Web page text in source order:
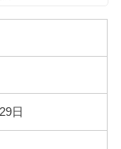
日